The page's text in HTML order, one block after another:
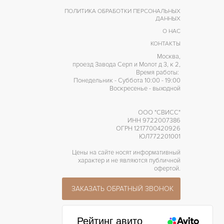
ПОЛИТИКА ОБРАБОТКИ ПЕРСОНАЛЬНЫХ
ДАННЫХ
О НАС
КОНТАКТЫ
Москва,
проезд Завода Серп и Молот д 3, к 2,
Время работы:
Понедельник - Суббота 10:00 - 19:00
Воскресенье - выходной
ООО "СВИСС"
ИНН 9722007386
ОГРН 1217700420926
ЮЛ772201001
Цены на сайте носят информативный
характер и не являются публичной
офертой.
ЗАКАЗАТЬ ОБРАТНЫЙ ЗВОНОК
Рейтинг авито